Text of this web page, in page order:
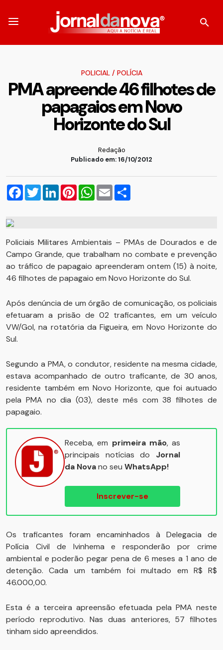
POLICIAL/ POLÍCIA
PMA apreende 46 filhotes de
papagaios em Novo
Horizonte do Sul
Redação
Publicado em: 16/10/2012
Facebook
TwitterLinkedInPinterestWhatsApp
Email
Policiais Militares Ambientais – PMAs de Dourados e de
Campo Grande, que trabalham no combate e prevenção
ao tráfico de papagaio apreenderam ontem (15) à noite,
46 filhotes de papagaio em Novo Horizonte do Sul.
Após denúncia de um órgão de comunicação, os policiais
efetuaram a prisão de 02 traficantes, em um veículo
VW/Gol, na rotatória da Figueira, em Novo Horizonte do
Sul.
Segundo a PMA, o condutor, residente na mesma cidade,
estava acompanhado de outro traficante, de 30 anos,
residente também em Novo Horizonte, que foi autuado
pela PMA no dia (03), deste mês com 38 filhotes de
papagaio.
Receba, em primeira mão, as
principais notícias do Jornal
da Novano seu WhatsApp!
Inscrever-se
Os traficantes foram encaminhados à Delegacia de
Polícia Civil de Ivinhema e responderão por crime
ambiental e poderão pegar pena de 6 meses a 1 ano de
detenção. Cada um também foi multado em R$ R$
46.000,00.
Esta é a terceira apreensão efetuada pela PMA neste
período reprodutivo. Nas duas anteriores, 57 filhotes
tinham sido apreendidos.